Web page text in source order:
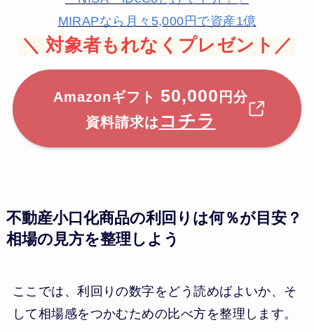
MIRAPなら月々5,000円で資産1億
＼ 対象者もれなくプレゼント／
Amazonギフト 50,000 円分
資料請求は コチラ
不動産小口化商品の利回りは何％が目安？
相場の見方を整理しよう
ここでは、利回りの数字をどう読めばよいか、そ
して相場感をつかむための比べ方を整理します。